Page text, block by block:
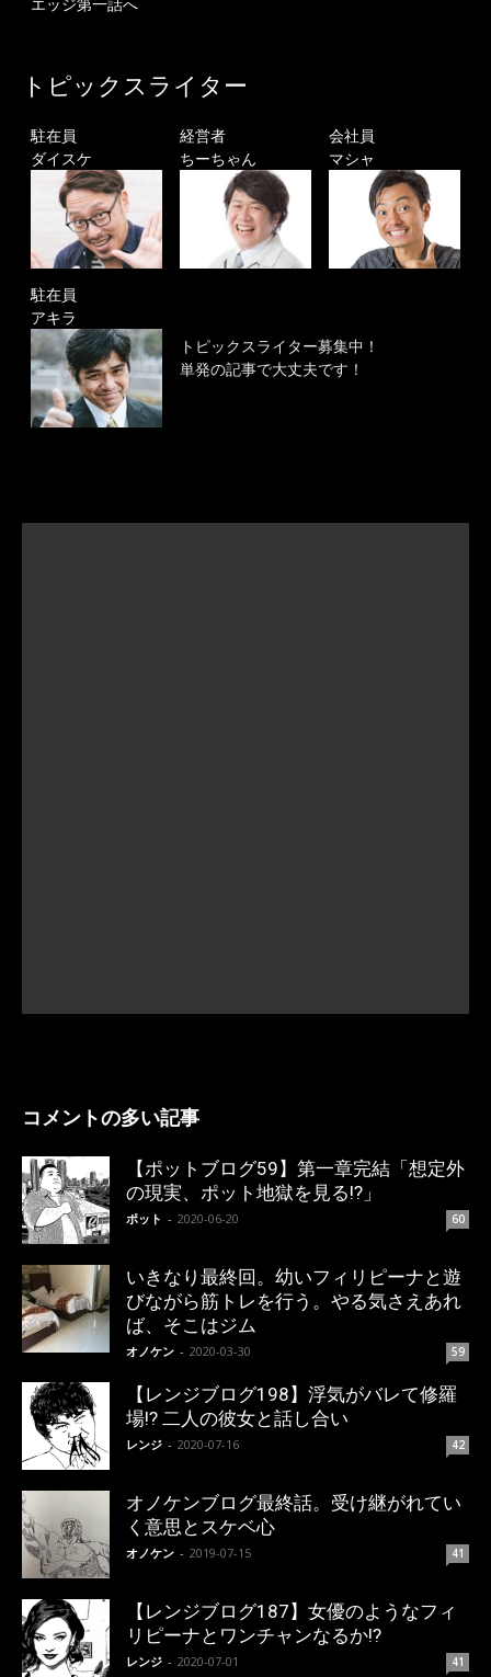
トピックスライター
駐在員
ダイスケ
経営者
ちーちゃん
会社員
マシャ
駐在員
アキラ
トピックスライター募集中！
単発の記事で大丈夫です！
コメントの多い記事
【ポットブログ59】第一章完結「想定外
の現実、ポット地獄を見る!?」
ポット - 2020-06-20 60
いきなり最終回。幼いフィリピーナと遊
びながら筋トレを行う。やる気さえあれ
ば、そこはジム
オノケン - 2020-03-30 59
【レンジブログ198】浮気がバレて修羅
場!? 二人の彼女と話し合い
レンジ - 2020-07-16 42
オノケンブログ最終話。受け継がれてい
く意思とスケベ心
オノケン - 2019-07-15 41
【レンジブログ187】女優のようなフィ
リピーナとワンチャンなるか!?
レンジ - 2020-07-01 41